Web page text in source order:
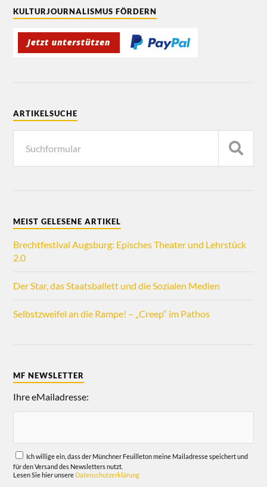
KULTURJOURNALISMUS FÖRDERN
ARTIKELSUCHE
MEIST GELESENE ARTIKEL
Brechtfestival Augsburg: Episches Theater und Lehrstück
2.0
Der Star, das Staatsballett und die Sozialen Medien
Selbstzweifel an die Rampe! – „Creep“ im Pathos
MF NEWSLETTER
Ihre eMailadresse:
Ich willige ein, dass der Münchner Feuilleton meine Mailadresse speichert und
für den Versand des Newsletters nutzt.
Lesen Sie hier unsere Datenschutzerklärung